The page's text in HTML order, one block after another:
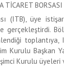
TİCARET
(ITB), üye
gerçekleştirdi.
toplantıya,
Kurulu Başkan
Kurulu üyeleri